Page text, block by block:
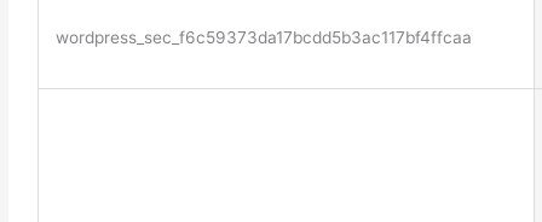
wordpress_sec_f6c59373da17bcdd5b3ac117bf4ffcaa